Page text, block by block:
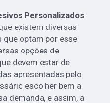
Personalizados
existem diversas
que optam por esse
opções de
devem estar de
apresentadas pelo
escolher bem a
demanda, e assim, a